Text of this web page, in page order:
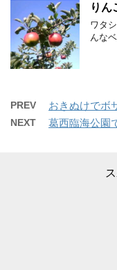
りん
ワタ
んな
PREV おきぬけでボ
NEXT 葛西臨海公園